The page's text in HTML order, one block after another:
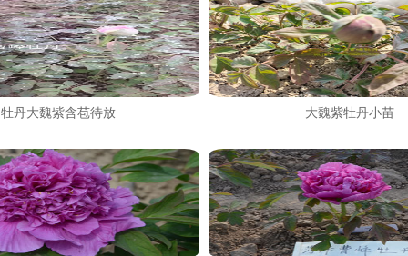
牡丹大魏紫含苞待放 大魏紫牡丹小苗